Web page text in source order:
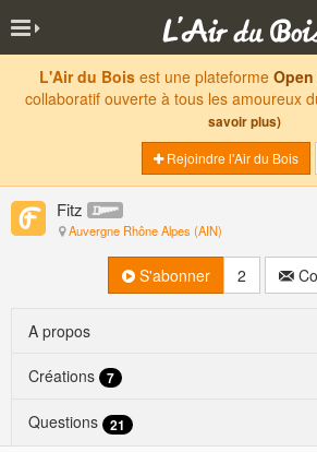
L'Air du Boisest une plateforme
collaboratif ouverte à tous les amoureux
savoir plus)
Rejoindre l'Air du Bois
Fitz
Auvergne Rhône Alpes (AIN)
S'abonner 2
A propos
Créations 7
Questions 21